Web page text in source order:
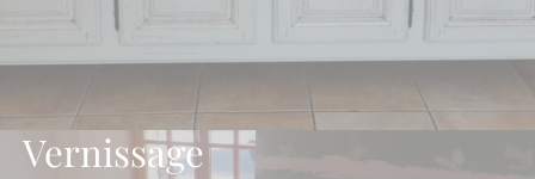
Vernissage